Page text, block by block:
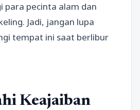
para pecinta alam dan
Jadi, jangan lupa
tempat ini saat berlibur
Keajaiban